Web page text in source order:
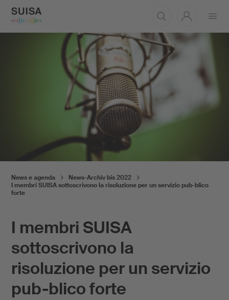
I membri SUISA
sottoscrivono la
risoluzione per un servizio
pub-blico forte
News e agenda
News-Archiv bis 2022
I membri SUISA sottoscrivono la risoluzione per un servizio pub-blico
forte